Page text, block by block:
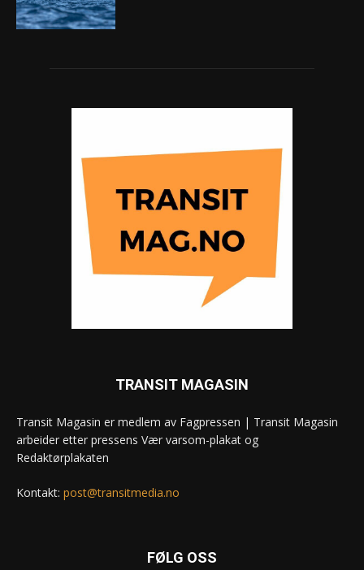
TRANSIT MAGASIN
Transit Magasin er medlem av Fagpressen | Transit Magasin
arbeider etter pressens Vær varsom-plakat og
Redaktørplakaten
Kontakt: post@transitmedia.no
FØLG OSS